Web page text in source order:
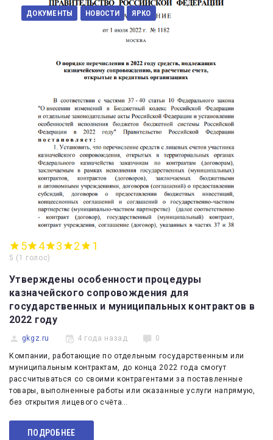
ДОКУМЕНТЫ НОВОСТИ ЯРКО
5 4 3 2 1
5 ( 1 голос)
Утверждены особенности процедуры
казначейского сопровождения для
государственных и муниципальных контрактов в
2022 году
gkgz.ru 4 года назад 0
Компании, работающие по отдельным государственным или
муниципальным контрактам, до конца 2022 года смогут
рассчитываться со своими контрагентами за поставленные
товары, выполненные работы или оказанные услуги напрямую,
без открытия лицевого счёта…
ПОДРОБНЕЕ